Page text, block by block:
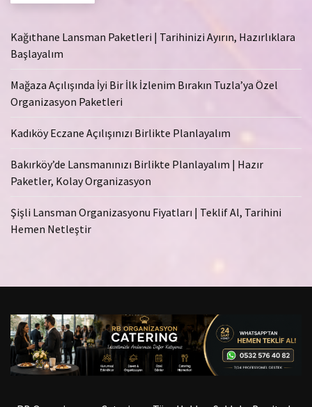
Kağıthane Lansman Paketleri | Tarihinizi Ayırın, Hazırlıklara
Başlayalım
Mağaza Açılışında İyi Bir İlk İzlenim Bırakın Tuzla’ya Özel
Organizasyon Paketleri
Kadıköy Eczane Açılışınızı Birlikte Planlayalım
Bakırköy’de Lansmanınızı Birlikte Planlayalım | Hazır
Paketler, Kolay Organizasyon
Şişli Lansman Organizasyonu Fiyatları | Teklif Al, Tarihini
Hemen Netleştir